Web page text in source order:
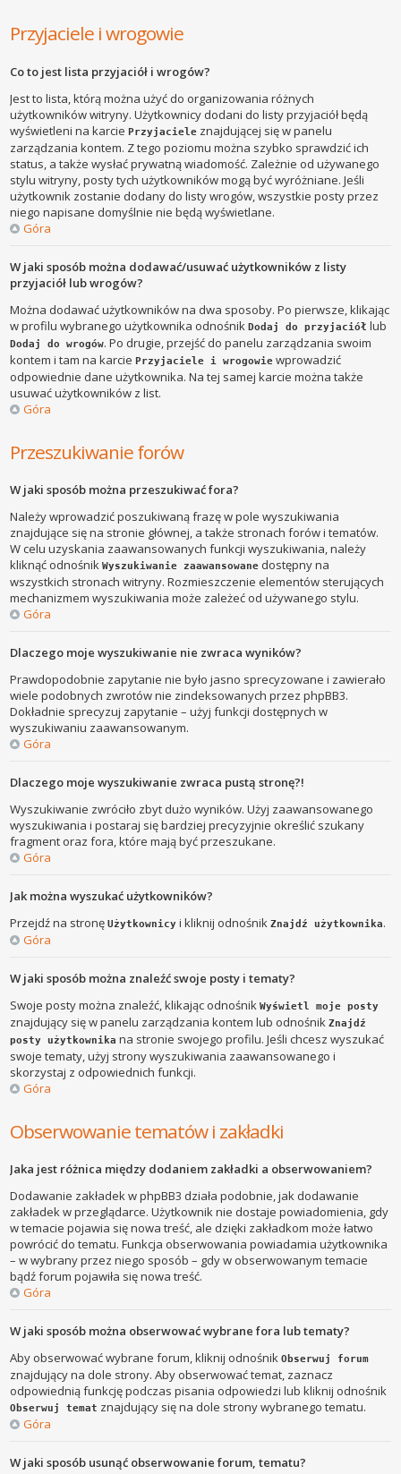
Przyjaciele i wrogowie
Co to jest lista przyjaciół i wrogów?
Jest to lista, którą można użyć do organizowania różnych
użytkowników witryny. Użytkownicy dodani do listy przyjaciół będą
wyświetleni na karciePrzyjaciele znajdującej się w panelu
zarządzania kontem. Z tego poziomu można szybko sprawdzić ich
status, a także wysłać prywatną wiadomość. Zależnie od używanego
stylu witryny, posty tych użytkowników mogą być wyróżniane. Jeśli
użytkownik zostanie dodany do listy wrogów, wszystkie posty przez
niego napisane domyślnie nie będą wyświetlane.
Góra
W jaki sposób można dodawać/usuwać użytkowników z listy
przyjaciół lub wrogów?
Można dodawać użytkowników na dwa sposoby. Po pierwsze, klikając
w profilu wybranego użytkownika odnośnikDodaj do przyjaciół lub
Dodaj do wrogów. Po drugie, przejść do panelu zarządzania swoim
kontem i tam na karciePrzyjaciele i wrogowie wprowadzić
odpowiednie dane użytkownika. Na tej samej karcie można także
usuwać użytkowników z list.
Góra
Przeszukiwanie forów
W jaki sposób można przeszukiwać fora?
Należy wprowadzić poszukiwaną frazę w pole wyszukiwania
znajdujące się na stronie głównej, a także stronach forów i tematów.
W celu uzyskania zaawansowanych funkcji wyszukiwania, należy
kliknąć odnośnikWyszukiwanie zaawansowane dostępny na
wszystkich stronach witryny. Rozmieszczenie elementów sterujących
mechanizmem wyszukiwania może zależeć od używanego stylu.
Góra
Dlaczego moje wyszukiwanie nie zwraca wyników?
Prawdopodobnie zapytanie nie było jasno sprecyzowane i zawierało
wiele podobnych zwrotów nie zindeksowanych przez phpBB3.
Dokładnie sprecyzuj zapytanie – użyj funkcji dostępnych w
wyszukiwaniu zaawansowanym.
Góra
Dlaczego moje wyszukiwanie zwraca pustą stronę?!
Wyszukiwanie zwróciło zbyt dużo wyników. Użyj zaawansowanego
wyszukiwania i postaraj się bardziej precyzyjnie określić szukany
fragment oraz fora, które mają być przeszukane.
Góra
Jak można wyszukać użytkowników?
Przejdź na stronęUżytkownicy i kliknij odnośnikZnajdź użytkownika.
Góra
W jaki sposób można znaleźć swoje posty i tematy?
Swoje posty można znaleźć, klikając odnośnikWyświetl moje posty
znajdujący się w panelu zarządzania kontem lub odnośnikZnajdź
posty użytkownika na stronie swojego profilu. Jeśli chcesz wyszukać
swoje tematy, użyj strony wyszukiwania zaawansowanego i
skorzystaj z odpowiednich funkcji.
Góra
Obserwowanie tematów i zakładki
Jaka jest różnica między dodaniem zakładki a obserwowaniem?
Dodawanie zakładek w phpBB3 działa podobnie, jak dodawanie
zakładek w przeglądarce. Użytkownik nie dostaje powiadomienia, gdy
w temacie pojawia się nowa treść, ale dzięki zakładkom może łatwo
powrócić do tematu. Funkcja obserwowania powiadamia użytkownika
– w wybrany przez niego sposób – gdy w obserwowanym temacie
bądź forum pojawiła się nowa treść.
Góra
W jaki sposób można obserwować wybrane fora lub tematy?
Aby obserwować wybrane forum, kliknij odnośnikObserwuj forum
znajdujący na dole strony. Aby obserwować temat, zaznacz
odpowiednią funkcję podczas pisania odpowiedzi lub kliknij odnośnik
Obserwuj temat znajdujący się na dole strony wybranego tematu.
Góra
W jaki sposób usunąć obserwowanie forum, tematu?